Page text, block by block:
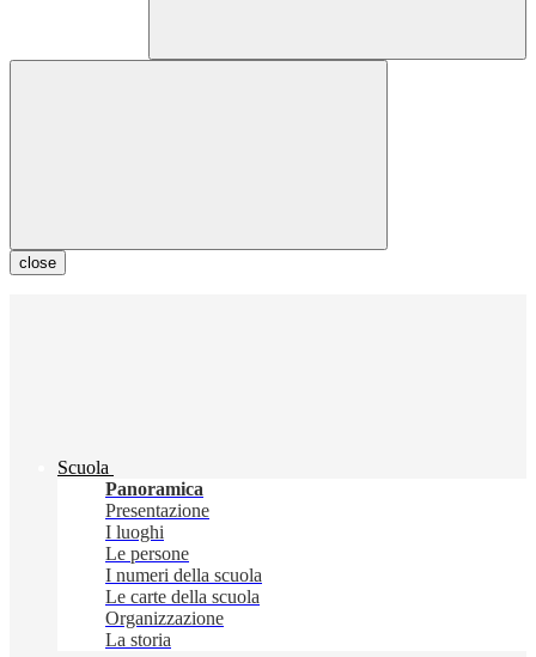
close
Scuola
Panoramica
Presentazione
I luoghi
Le persone
I numeri della scuola
Le carte della scuola
Organizzazione
La storia